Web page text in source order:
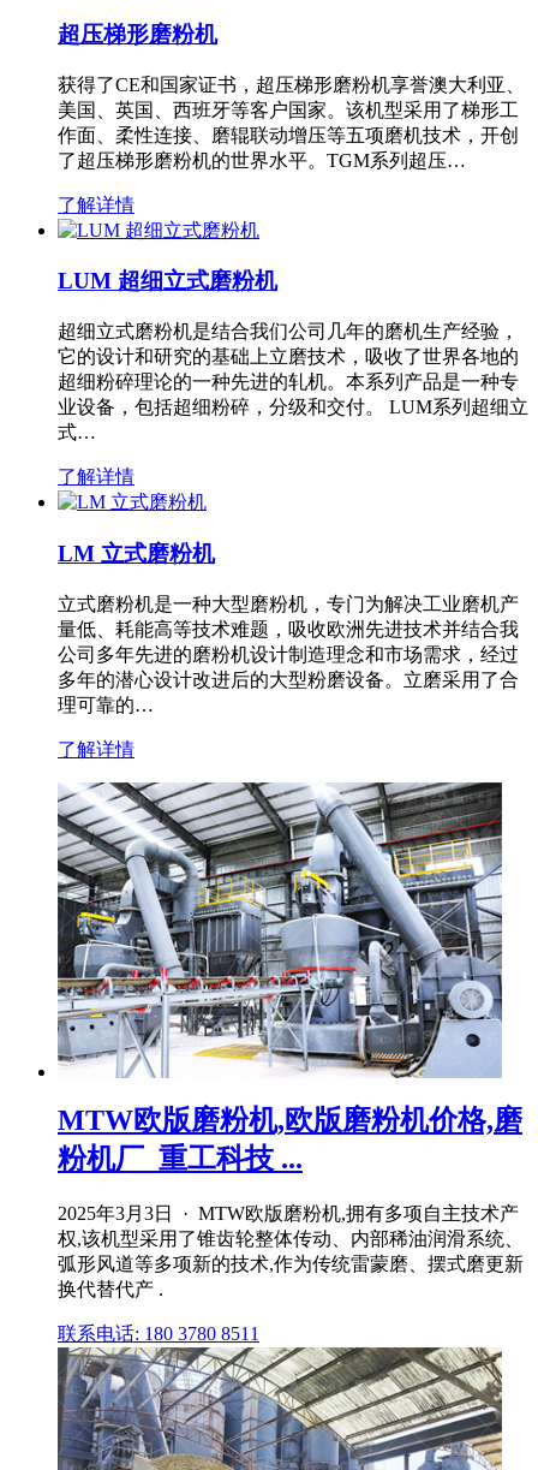
超压梯形磨粉机
获得了CE和国家证书，超压梯形磨粉机享誉澳大利亚、
美国、英国、西班牙等客户国家。该机型采用了梯形工
作面、柔性连接、磨辊联动增压等五项磨机技术，开创
了超压梯形磨粉机的世界水平。TGM系列超压…
了解详情
LUM 超细立式磨粉机
超细立式磨粉机是结合我们公司几年的磨机生产经验，
它的设计和研究的基础上立磨技术，吸收了世界各地的
超细粉碎理论的一种先进的轧机。本系列产品是一种专
业设备，包括超细粉碎，分级和交付。 LUM系列超细立
式…
了解详情
LM 立式磨粉机
立式磨粉机是一种大型磨粉机，专门为解决工业磨机产
量低、耗能高等技术难题，吸收欧洲先进技术并结合我
公司多年先进的磨粉机设计制造理念和市场需求，经过
多年的潜心设计改进后的大型粉磨设备。立磨采用了合
理可靠的…
了解详情
MTW欧版磨粉机,欧版磨粉机价格,磨
粉机厂_重工科技 ...
2025年3月3日 · MTW欧版磨粉机,拥有多项自主技术产
权,该机型采用了锥齿轮整体传动、内部稀油润滑系统、
弧形风道等多项新的技术,作为传统雷蒙磨、摆式磨更新
换代替代产 .
联系电话: 180 3780 8511